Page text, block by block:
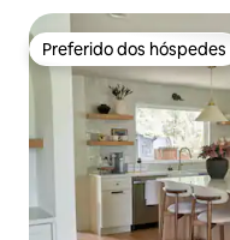
Preferido dos hóspedes
Preferido dos hóspedes